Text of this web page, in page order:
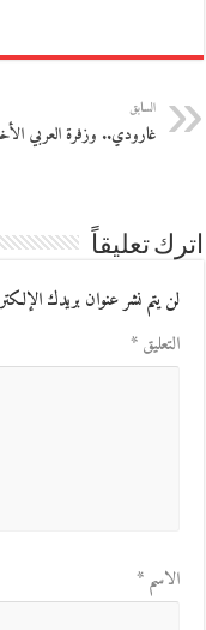
السابق
غارودي.. وزفرة العربي
اترك تعليقاً
لن يتم نشر عنوان بريدك
التعليق*
الاسم*